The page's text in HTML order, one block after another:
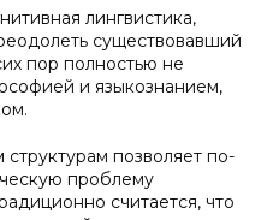
лингвистика,
существовавший
пор полностью не
и языкознанием,
позволяет по-
проблему
считается, что